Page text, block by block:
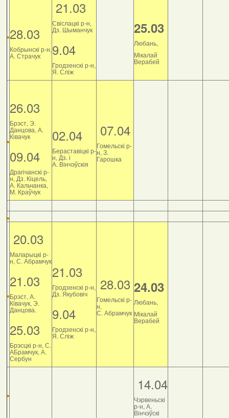
28.03
Кобрынскі р-н,
А. Страчук
21.03
Свіслацкі р-н,
Дз. Шыманчук
9.04
Гродзенскі р-н,
Я. Сліж
25.03
Любань,
Мікалай
Верабей
26.03
Брэст, Э.
Данцова, А.
Ківачук
09.04
Драгічанскі р-
н, Дз. Кіцель,
А. Кальчанка,
М. Краўчук
02.04
Бераставіцкі р-
н, Дз. і
А. Вінчэўскія
07.04
Гомельскі р-
н, З.
Гарошка
20.03
Маларыцкі р-
н, С. Абрамчук
21.03
Брэст, А.
Ківачук, Э.
Данцова.
25.03
Брэсцкі р-н, С.
АБрамчук, А.
Сербун
21.03
Гродзенскі р-н,
Дз. Якубовіч
9.04
Гродзенскі р-н,
Я. Сліж
28.03
Гомельскі р-
н,
С. Абрамчук
24.03
Любань,
Мікалай
Верабей
14.04
Чэрвеньскі
р-н, А.
Вінчэўскі